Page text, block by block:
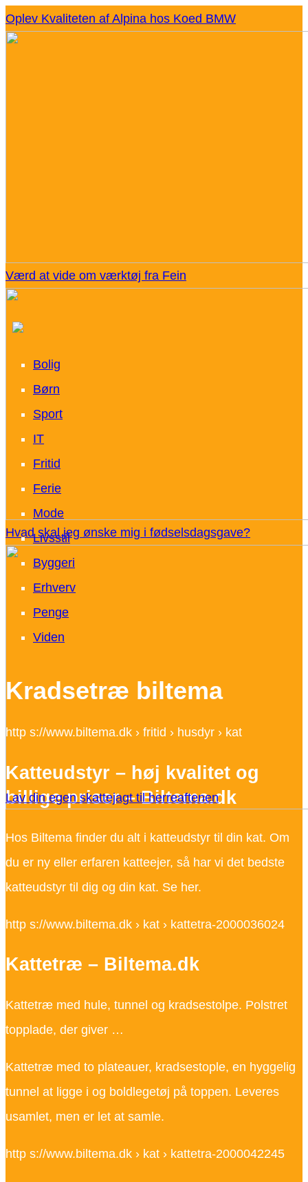
Oplev Kvaliteten af Alpina hos Koed BMW
Værd at vide om værktøj fra Fein
Hvad skal jeg ønske mig i fødselsdagsgave?
Lav din egen skattejagt til herreaftenen
Bolig
Børn
Sport
IT
Fritid
Ferie
Mode
Livsstil
Byggeri
Erhverv
Penge
Viden
Kradsetræ biltema
http s://www.biltema.dk › fritid › husdyr › kat
Katteudstyr – høj kvalitet og
billige priser – Biltema.dk
Hos Biltema finder du alt i katteudstyr til din kat. Om
du er ny eller erfaren katteejer, så har vi det bedste
katteudstyr til dig og din kat. Se her.
http s://www.biltema.dk › kat › kattetra-2000036024
Kattetræ – Biltema.dk
Kattetræ med hule, tunnel og kradsestolpe. Polstret
topplade, der giver …
Kattetræ med to plateauer, kradsestople, en hyggelig
tunnel at ligge i og boldlegetøj på toppen. Leveres
usamlet, men er let at samle.
http s://www.biltema.dk › kat › kattetra-2000042245